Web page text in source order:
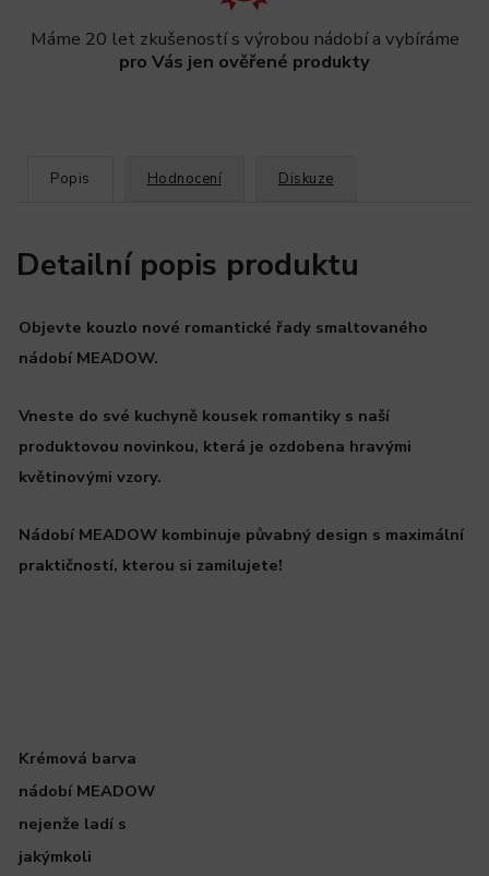
Máme 20 let zkušeností s výrobou nádobí a vybíráme
pro Vás jen ověřené produkty
Popis Hodnocení Diskuze
Detailní popis produktu
Objevte kouzlo nové romantické řady smaltovaného
nádobí MEADOW.
Vneste do své kuchyně kousek romantiky s naší
produktovou novinkou, která je ozdobena hravými
květinovými vzory.
Nádobí MEADOW kombinuje půvabný design s maximální
praktičností, kterou si zamilujete!
Krémová barva
nádobí MEADOW
nejenže ladí s
jakýmkoli